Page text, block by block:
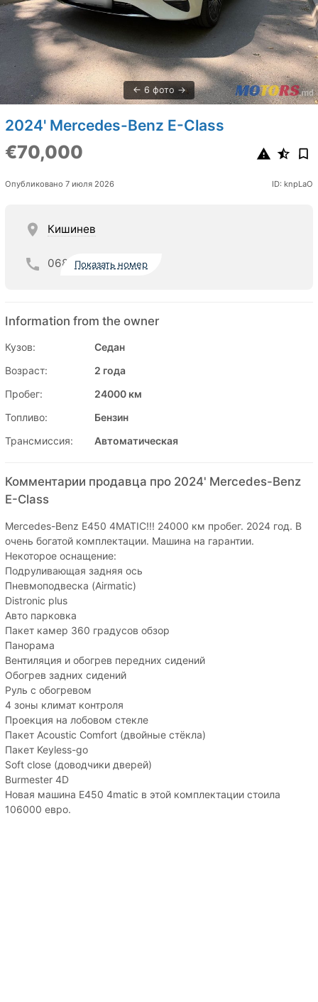
6 фото
2024' Mercedes-Benz E-Class
€70,000
Опубликовано 7 июля 2026 ID: knpLaO
Кишинев
068 Показать номер
Information from the owner
Кузов:
Седан
Возраст:
2 года
Пробег:
24000 км
Топливо:
Бензин
Трансмиссия:
Автоматическая
Комментарии продавца про 2024' Mercedes-Benz
E-Class
Mercedes-Benz E450 4MATIC!!! 24000 км пробег. 2024 год. В
очень богатой комплектации. Машина на гарантии.
Некоторое оснащение:
Подруливающая задняя ось
Пневмоподвеска (Airmatic)
Distronic plus
Авто парковка
Пакет камер 360 градусов обзор
Панорама
Вентиляция и обогрев передних сидений
Обогрев задних сидений
Руль с обогревом
4 зоны климат контроля
Проекция на лобовом стекле
Пакет Acoustic Comfort (двойные стёкла)
Пакет Keyless-go
Soft close (доводчики дверей)
Burmester 4D
Новая машина E450 4matic в этой комплектации стоила
106000 евро.